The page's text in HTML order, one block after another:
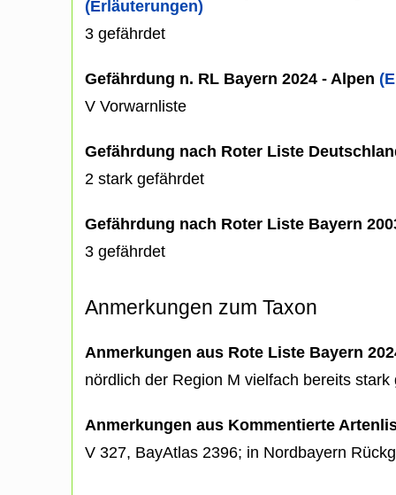
(Erläuterungen)
3 gefährdet
Gefährdung n. RL Bayern 2024 - Alpen
V Vorwarnliste
Gefährdung nach Roter Liste
2 stark gefährdet
Gefährdung nach Roter Liste Bayern
3 gefährdet
Anmerkungen zum Taxon
Anmerkungen aus Rote Liste Bayern
nördlich der Region M vielfach bereits
Anmerkungen aus Kommentierte
V 327, BayAtlas 2396; in Nordbayern